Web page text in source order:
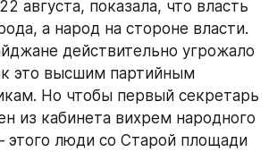
22 августа, показала, что власть
а народ на стороне власти.
действительно угрожало
это высшим партийным
Но чтобы первый секретарь
из кабинета вихрем народного
этого люди со Старой площади